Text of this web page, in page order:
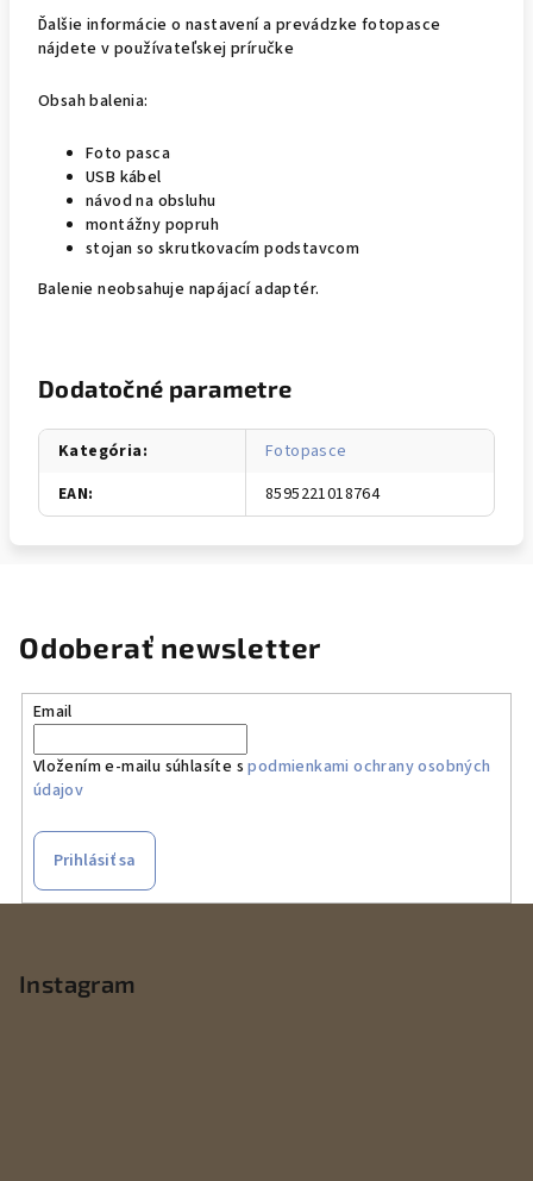
Ďalšie informácie o nastavení a prevádzke fotopasce
nájdete v používateľskej príručke
Obsah balenia:
Foto pasca
USB kábel
návod na obsluhu
montážny popruh
stojan so skrutkovacím podstavcom
Balenie neobsahuje napájací adaptér.
Dodatočné parametre
Kategória:
Fotopasce
EAN: 8595221018764
Odoberať newsletter
Email
Vložením e-mailu súhlasíte spodmienkami ochrany osobných
údajov
Prihlásiť sa
Instagram